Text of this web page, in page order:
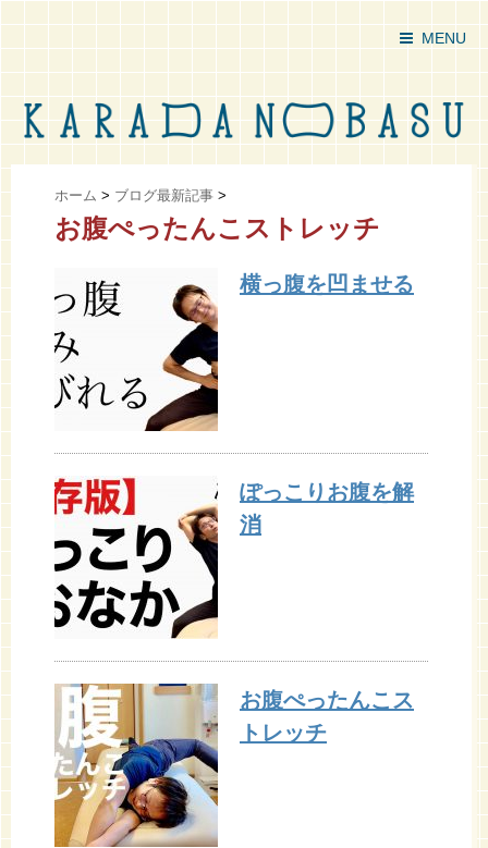
MENU
ホーム > ブログ最新記事 >
お腹ぺったんこストレッチ
横っ腹を凹ませる
ぽっこりお腹を解
消
お腹ぺったんこス
トレッチ